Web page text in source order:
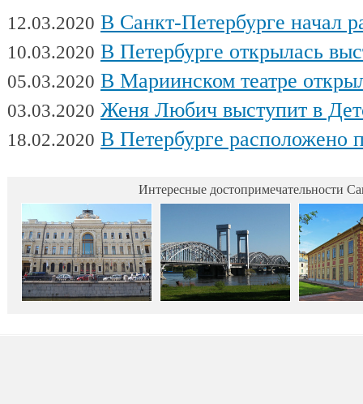
12.03.2020 В Санкт-Петербурге начал работу
10.03.2020 В Петербурге открылась выставка
05.03.2020 В Мариинском театре открылся
03.03.2020 Женя Любич выступит в Детском театре
18.02.2020 В Петербурге расположено
Интересные достопримечательности